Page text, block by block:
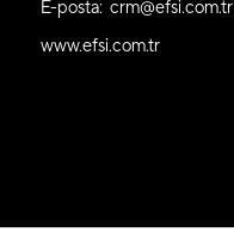
E-posta: crm@efsi.com.tr
www.efsi.com.tr